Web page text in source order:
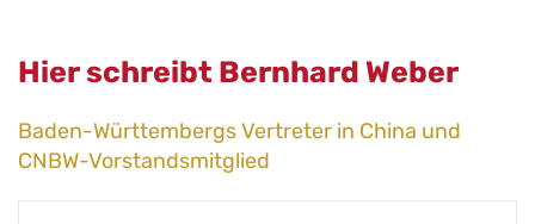
Hier schreibt Bernhard Weber
Baden-Württembergs Vertreter in China und
CNBW-Vorstandsmitglied